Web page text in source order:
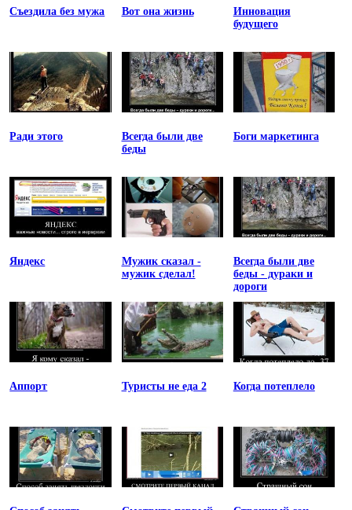
Съездила без мужа Вот она жизнь
Инновация
будущего
Ради этого
Всегда были две
беды
Боги маркетинга
Яндекс
Мужик сказал -
мужик сделал!
Всегда были две
беды - дураки и
дороги
Аппорт Туристы не еда 2 Когда потеплело